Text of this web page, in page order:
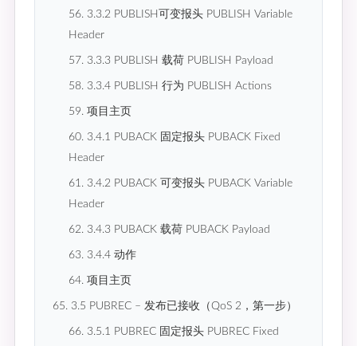
56. 3.3.2 PUBLISH可变报头 PUBLISH Variable
Header
57. 3.3.3 PUBLISH 载荷 PUBLISH Payload
58. 3.3.4 PUBLISH 行为 PUBLISH Actions
59. 项目主页
60. 3.4.1 PUBACK 固定报头 PUBACK Fixed
Header
61. 3.4.2 PUBACK 可变报头 PUBACK Variable
Header
62. 3.4.3 PUBACK 载荷 PUBACK Payload
63. 3.4.4 动作
64. 项目主页
65. 3.5 PUBREC – 发布已接收（QoS 2，第一步）
66. 3.5.1 PUBREC 固定报头 PUBREC Fixed